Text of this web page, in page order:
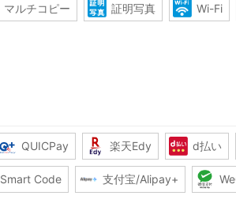
マルチコピー 証明写真 Wi-Fi
QUICPay 楽天Edy d払い
Smart Code 支付宝/Alipay+